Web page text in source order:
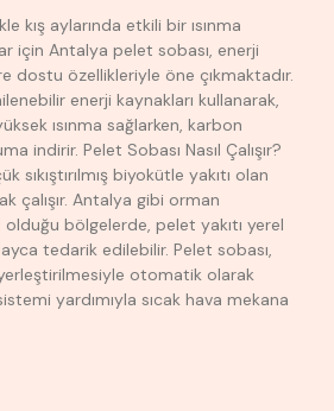
kış aylarında etkili bir ısınma
için Antalya pelet sobası, enerji
dostu özellikleriyle öne çıkmaktadır.
enerji kaynakları kullanarak,
ısınma sağlarken, karbon
indirir. Pelet Sobası Nasıl Çalışır?
sıkıştırılmış biyokütle yakıtı olan
çalışır. Antalya gibi orman
olduğu bölgelerde, pelet yakıtı yerel
tedarik edilebilir. Pelet sobası,
yerleştirilmesiyle otomatik olarak
yardımıyla sıcak hava mekana